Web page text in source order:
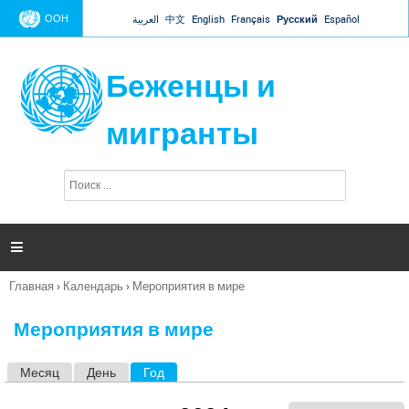
Jump to navigation
ООН العربية 中文 English Français Русский Español
Беженцы и
мигранты
п
и

Вы
Главная › Календарь › Мероприятия в мире
Мероприятия в мире
Месяц День Год